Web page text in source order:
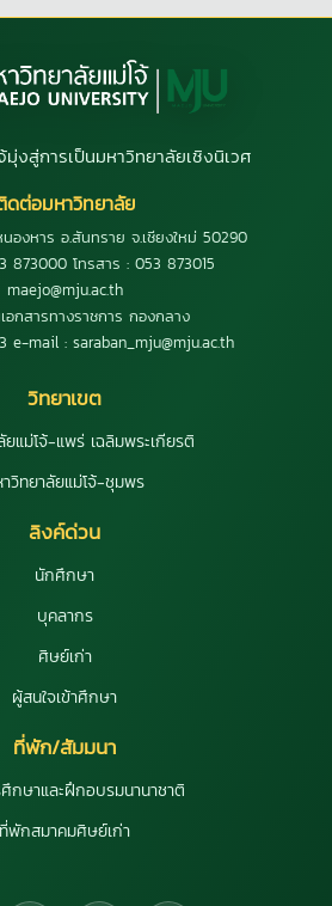
งสู่การเป็นมหาวิทยาลัยเชิงนิเวศ
ดต่อมหาวิทยาลัย
องหาร อ.สันทราย จ.เชียงใหม่ 50290
873000 โทรสาร : 053 873015
maejo@mju.ac.th
อกสารทางราชการ กองกลาง
e-mail : saraban_mju@mju.ac.th
วิทยาเขต
ยแม่โจ้-แพร่ เฉลิมพระเกียรติ
วิทยาลัยแม่โจ้-ชุมพร
ลิงค์ด่วน
นักศึกษา
บุคลากร
ศิษย์เก่า
ผู้สนใจเข้าศึกษา
ที่พัก/สัมมนา
กษาและฝึกอบรมนานาชาติ
ที่พักสมาคมศิษย์เก่า